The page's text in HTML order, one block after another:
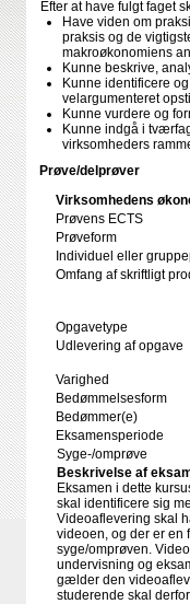
Efter at have fulgt faget
Have viden om
praksis og de
makroøkonomiens
Kunne beskrive,
Kunne identificere
velargumenteret
Kunne vurdere og
Kunne indgå i
virksomheders
Prøve/delprøver
Virksomhedens
Prøvens ECTS
Prøveform
Individuel eller
Omfang af skriftligt
Opgavetype
Udlevering af opgave
Varighed
Bedømmelsesform
Bedømmer(e)
Eksamensperiode
Syge-/omprøve
Beskrivelse af
Eksamen i dette
skal identificere sig
Videoaflevering skal
videoen, og der er en
syge/omprøven.
undervisning og
gælder den
studerende skal